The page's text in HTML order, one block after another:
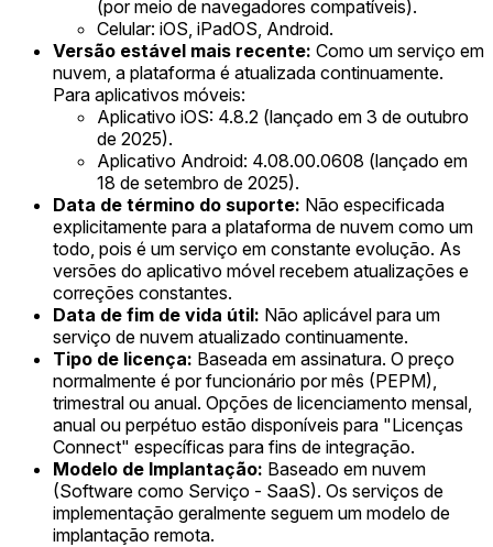
(por meio de navegadores compatíveis).
Celular: iOS, iPadOS, Android.
Versão estável mais recente: Como um serviço em
nuvem, a plataforma é atualizada continuamente.
Para aplicativos móveis:
Aplicativo iOS: 4.8.2 (lançado em 3 de outubro
de 2025).
Aplicativo Android: 4.08.00.0608 (lançado em
18 de setembro de 2025).
Data de término do suporte: Não especificada
explicitamente para a plataforma de nuvem como um
todo, pois é um serviço em constante evolução. As
versões do aplicativo móvel recebem atualizações e
correções constantes.
Data de fim de vida útil: Não aplicável para um
serviço de nuvem atualizado continuamente.
Tipo de licença: Baseada em assinatura. O preço
normalmente é por funcionário por mês (PEPM),
trimestral ou anual. Opções de licenciamento mensal,
anual ou perpétuo estão disponíveis para "Licenças
Connect" específicas para fins de integração.
Modelo de Implantação: Baseado em nuvem
(Software como Serviço - SaaS). Os serviços de
implementação geralmente seguem um modelo de
implantação remota.